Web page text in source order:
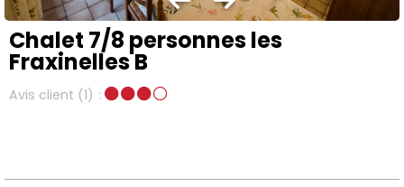
Chalet 7/8 personnes les
Fraxinelles B
Avis client (1)